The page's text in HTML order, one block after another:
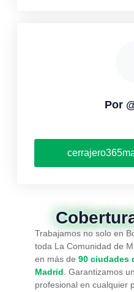
Por
Trabajamos no solo en
toda La Comunidad de
en más de90 ciudades
Madrid . Garantizamos
profesional en cualquier